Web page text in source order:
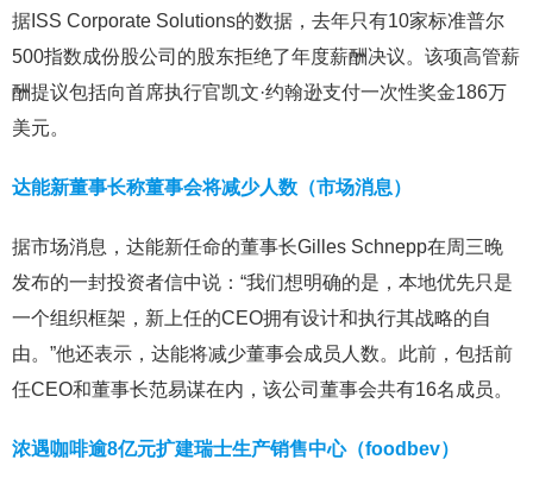
据ISS Corporate Solutions的数据，去年只有10家标准普尔
500指数成份股公司的股东拒绝了年度薪酬决议。该项高管薪
酬提议包括向首席执行官凯文·约翰逊支付一次性奖金186万
美元。
达能新董事长称董事会将减少人数（市场消息）
据市场消息，达能新任命的董事长Gilles Schnepp在周三晚
发布的一封投资者信中说：“我们想明确的是，本地优先只是
一个组织框架，新上任的CEO拥有设计和执行其战略的自
由。”他还表示，达能将减少董事会成员人数。此前，包括前
任CEO和董事长范易谋在内，该公司董事会共有16名成员。
浓遇咖啡逾8亿元扩建瑞士生产销售中心（foodbev）